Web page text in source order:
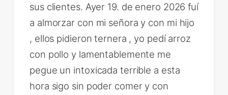
sus clientes. Ayer 19. de enero 2026 fuí
a almorzar con mi señora y con mi hijo
, ellos pidieron ternera , yo pedí arroz
con pollo y lamentablemente me
pegue un intoxicada terrible a esta
hora sigo sin poder comer y con